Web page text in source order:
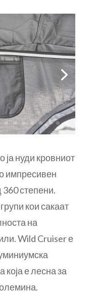
ја нуди кровниот
импресивен
360 степени.
кои сакаат
на
Wild Cruiser е
која е лесна за